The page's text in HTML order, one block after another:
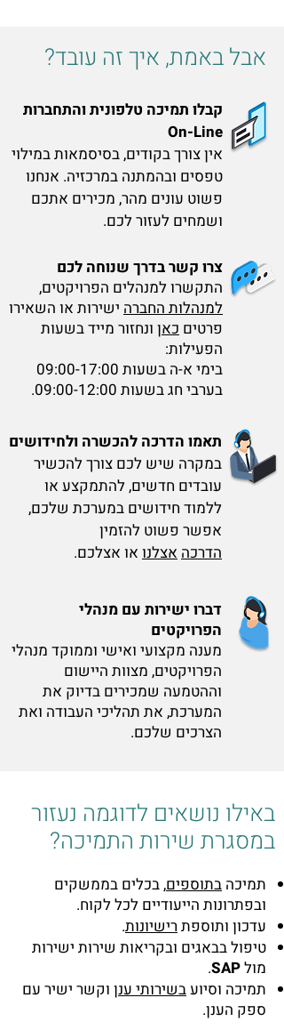
אבל באמת, איך זה עובד?
קבלו תמיכה טלפונית והתחברות
On-Line
אין צורך בקודים, בסיסמאות במילוי
טפסים ובהמתנה במרכזיה. אנחנו
פשוט עונים מהר, מכירים אתכם
ושמחים לעזור לכם.
צרו קשר בדרך שנוחה לכם
התקשרו למנהלים הפרויקטים,
למנהלות החברה ישירות או השאירו
פרטים כאן ונחזור מייד בשעות
הפעילות:
בימי א-ה בשעות 09:00-17:00
בערבי חג בשעות 09:00-12:00.
תאמו הדרכה להכשרה ולחידושים
במקרה שיש לכם צורך להכשיר
עובדים חדשים, להתמקצע או
ללמוד חידושים במערכת שלכם,
אפשר פשוט להזמין
הדרכהאצלנו או אצלכם.
דברו ישירות עם מנהלי
הפרויקטים
מענה מקצועי ואישי וממוקד מנהלי
הפרויקטים, מצוות היישום
וההטמעה שמכירים בדיוק את
המערכת, את תהליכי העבודה ואת
הצרכים שלכם.
באילו נושאים לדוגמה נעזור
במסגרת שירות התמיכה?
תמיכה בתוספים, בכלים בממשקים
ובפתרונות הייעודיים לכל לקוח.
עדכון ותוספתרישיונות.
טיפול בבאגים ובקריאות שירות ישירות
מולSAP
.
תמיכה וסיועבשירותי ענן וקשר ישיר עם
ספק הענן.